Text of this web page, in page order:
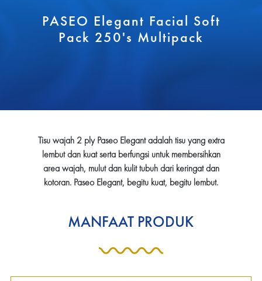
PASEO Elegant Facial Soft
Pack 250's Multipack
Tisu wajah 2 ply Paseo Elegant adalah tisu yang extra
lembut dan kuat serta berfungsi untuk membersihkan
area wajah, mulut dan kulit tubuh dari keringat dan
kotoran. Paseo Elegant, begitu kuat, begitu lembut.
MANFAAT PRODUK